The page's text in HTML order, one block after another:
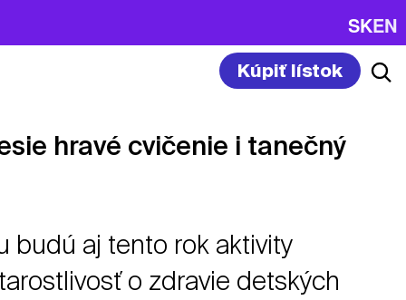
SKEN
Kúpiť lístok
hravé cvičenie i tanečný
budú aj tento rok aktivity
o zdravie detských